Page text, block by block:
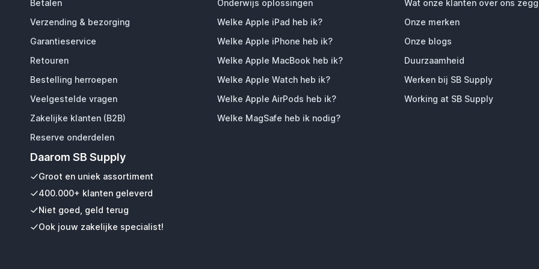
Betalen
Verzending & bezorging
Garantieservice
Retouren
Bestelling herroepen
Veelgestelde vragen
Zakelijke klanten (B2B)
Reserve onderdelen
Daarom SB Supply
Groot en uniek assortiment
400.000+ klanten geleverd
Niet goed, geld terug
Ook jouw zakelijke specialist!
Onderwijs oplossingen
Welke Apple iPad heb ik?
Welke Apple iPhone heb ik?
Welke Apple MacBook heb ik?
Welke Apple Watch heb ik?
Welke Apple AirPods heb ik?
Welke MagSafe heb ik nodig?
Wat onze klanten over ons
Onze merken
Onze blogs
Duurzaamheid
Werken bij SB Supply
Working at SB Supply